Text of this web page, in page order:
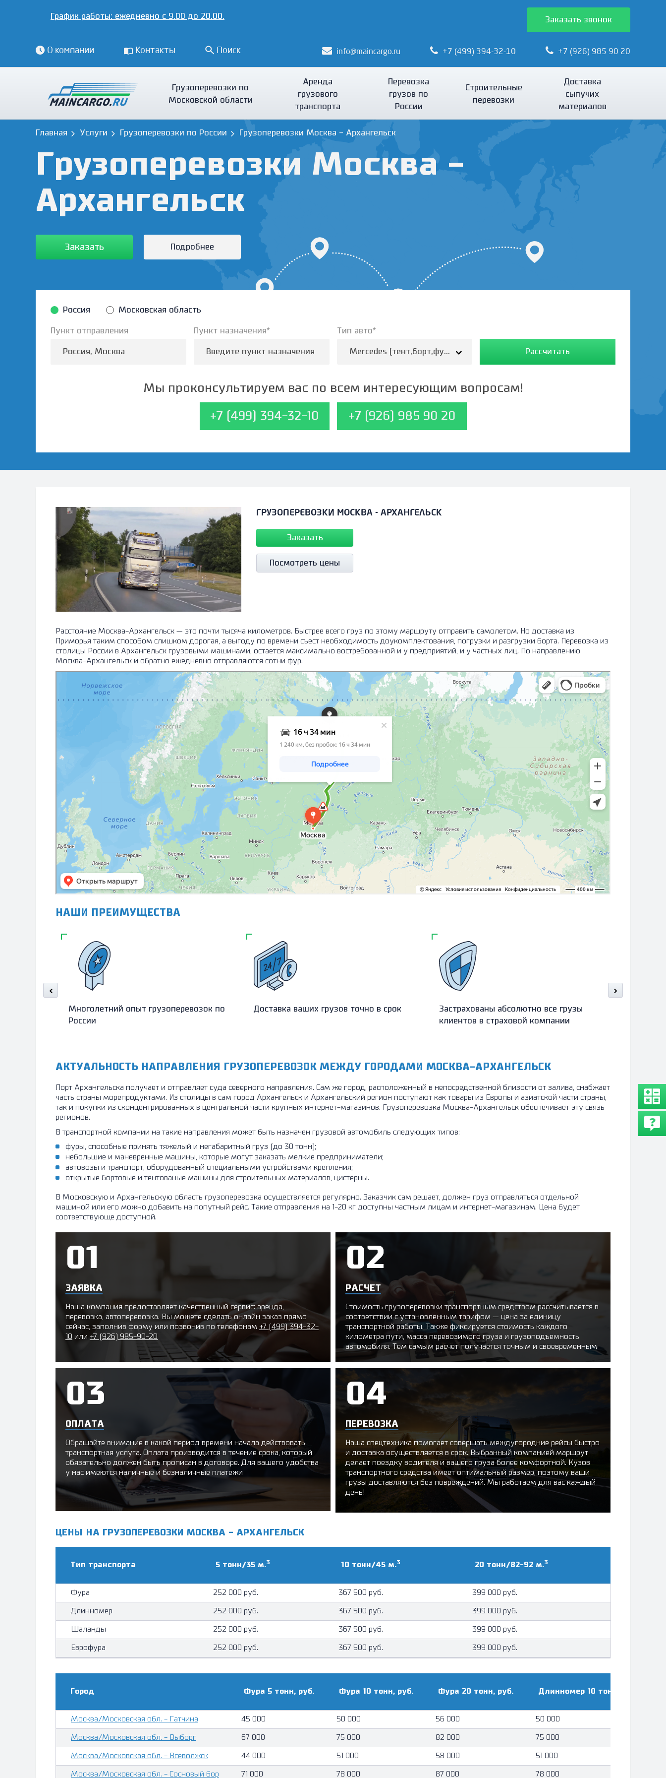
График работы: ежедневно с 9.00 до 20.00. Заказать звонок
О компании Контакты Поиск info@maincargo.ru +7 (499) 394-32-10 +7 (926) 985 90 20
Грузоперевозки по
Московской области
Аренда
грузового
транспорта
Перевозка
грузов по
России
Строительные
перевозки
Доставка
сыпучих
материалов
Грузоперевозки Москва -
Архангельск
Главная Услуги Грузоперевозки по России Грузоперевозки Москва - Архангельск
Заказать Подробнее
Россия Московская область
Пункт отправления Пункт назначения* Тип авто*
Mercedes (тент,борт,фургон) - 5 т./25-35 м.3/37 Рассчитать
Мы проконсультируем вас по всем интересующим вопросам!
+7 (499) 394-32-10 +7 (926) 985 90 20
ГРУЗОПЕРЕВОЗКИ МОСКВА - АРХАНГЕЛЬСК
Заказать
Посмотреть цены
Расстояние Москва-Архангельск — это почти тысяча километров. Быстрее всего груз по этому маршруту отправить самолетом. Но доставка из
Приморья таким способом слишком дорогая, а выгоду по времени съест необходимость доукомплектования, погрузки и разгрузки борта. Перевозка из
столицы России в Архангельск грузовыми машинами, остается максимально востребованной и у предприятий, и у частных лиц. По направлению
Москва-Архангельск и обратно ежедневно отправляются сотни фур.
Архангельск: как доехать на автомобиле, общественным транспортом или пешком – Яндекс Карты
НАШИ ПРЕИМУЩЕСТВА
Многолетний опыт грузоперевозок по
России
Доставка ваших грузов точно в срок
Застрахованы абсолютно все грузы
клиентов в страховой компании
АКТУАЛЬНОСТЬ НАПРАВЛЕНИЯ ГРУЗОПЕРЕВОЗОК МЕЖДУ ГОРОДАМИ МОСКВА-АРХАНГЕЛЬСК
Порт Архангельска получает и отправляет суда северного направления. Сам же город, расположенный в непосредственной близости от залива, снабжает
часть страны морепродуктами. Из столицы в сам город Архангельск и Архангельский регион поступают как товары из Европы и азиатской части страны,
так и покупки из сконцентрированных в центральной части крупных интернет-магазинов. Грузоперевозка Москва-Архангельск обеспечивает эту связь
регионов.
В транспортной компании на такие направления может быть назначен грузовой автомобиль следующих типов:
фуры, способные принять тяжелый и негабаритный груз (до 30 тонн);
небольшие и маневренные машины, которые могут заказать мелкие предприниматели;
автовозы и транспорт, оборудованный специальными устройствами крепления;
открытые бортовые и тентованые машины для строительных материалов, цистерны.
В Московскую и Архангельскую область грузоперевозка осуществляется регулярно. Заказчик сам решает, должен груз отправляться отдельной
машиной или его можно добавить на попутный рейс. Такие отправления на 1-20 кг доступны частным лицам и интернет-магазинам. Цена будет
соответствующе доступной.
ЗАЯВКА
Наша компания предоставляет качественный сервис: аренда,
перевозка, автоперевозка. Вы можете сделать онлайн заказ прямо
сейчас, заполнив форму или позвонив по телефонам +7 (499) 394-32-
10 или +7 (926) 985-90-20
РАСЧЕТ
Стоимость грузоперевозки транспортным средством рассчитывается в
соответствии с установленным тарифом — цена за единицу
транспортной работы. Также фиксируется стоимость каждого
километра пути, масса перевозимого груза и грузоподъемность
автомобиля. Тем самым расчет получается точным и своевременным
ОПЛАТА
Обращайте внимание в какой период времени начала действовать
транспортная услуга. Оплата производится в течение срока, который
обязательно должен быть прописан в договоре. Для вашего удобства
у нас имеются наличные и безналичные платежи
ПЕРЕВОЗКА
Наша спецтехника помогает совершать междугородние рейсы быстро
и доставка осуществляется в срок. Выбранный компанией маршрут
делает поездку водителя и вашего груза более комфортной. Кузов
транспортного средства имеет оптимальный размер, поэтому ваши
грузы доставляются без повреждений. Мы работаем для вас каждый
день!
ЦЕНЫ НА ГРУЗОПЕРЕВОЗКИ МОСКВА - АРХАНГЕЛЬСК
Тип транcпорта 5 тонн/35 м.3 10 тонн/45 м.3 20 тонн/82-92 м.3
Фура 252 000 руб. 367 500 руб. 399 000 руб.
Длинномер 252 000 руб. 367 500 руб. 399 000 руб.
Шаланды 252 000 руб. 367 500 руб. 399 000 руб.
Еврофура 252 000 руб. 367 500 руб. 399 000 руб.
Город Фура 5 тонн, руб. Фура 10 тонн, руб. Фура 20 тонн, руб. Длинномер 10 тонн, руб.
Москва/Московская обл. - Гатчина 45 000 50 000 56 000 50 000
Москва/Московская обл. - Выборг 67 000 75 000 82 000 75 000
Москва/Московская обл. - Всеволжск 44 000 51 000 58 000 51 000
Москва/Московская обл. - Сосновый бор 71 000 78 000 87 000 78 000